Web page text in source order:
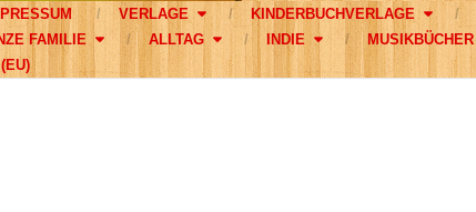
VERLAGE KINDERBUCHVERLAGE
FAMILIE
ALLTAG INDIE MUSIKBÜCHER